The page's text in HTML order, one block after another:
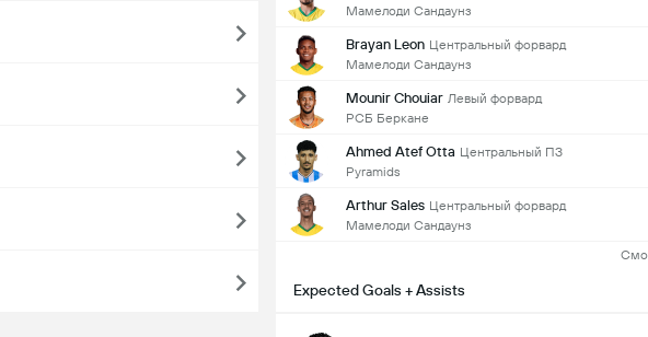
Мамелоди Сандаунз
Brayan Leon Центральный форвард
Мамелоди Сандаунз
Mounir Chouiar Левый форвард
РСБ Беркане
Ahmed Atef Otta Центральный ПЗ
Pyramids
Arthur Sales Центральный форвард
Мамелоди Сандаунз
Expected Goals + Assists